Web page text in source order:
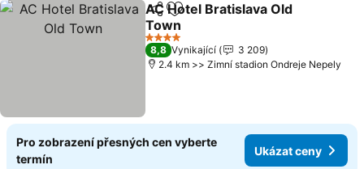
SdíletPřidat na seznam oblíbených
AC Hotel Bratislava Old
Town
Ukázat ceny
4 Počet hvězdiček
8,8 Vynikající
3 209
2.4 km >> Zimní stadion Ondreje Nepely
Pro zobrazení přesných cen vyberte
termín
Ukázat ceny